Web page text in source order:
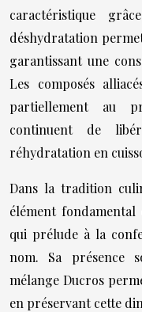
caractéristique
déshydratation
garantissant une
Les composés
partiellement au
continuent de
réhydratation en
Dans la tradition
élément fondamental
qui prélude à la
nom. Sa présence
mélange Ducros
en préservant cette